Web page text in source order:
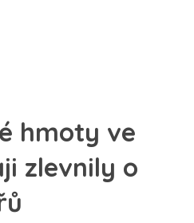
hmoty ve
zlevnily o